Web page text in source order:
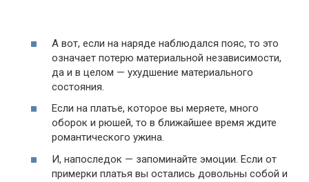
А вот, если на наряде наблюдался пояс, то это
означает потерю материальной независимости,
да и в целом — ухудшение материального
состояния.
Если на платье, которое вы меряете, много
оборок и рюшей, то в ближайшее время ждите
романтического ужина.
И, напоследок — запоминайте эмоции. Если от
примерки платья вы остались довольны собой и